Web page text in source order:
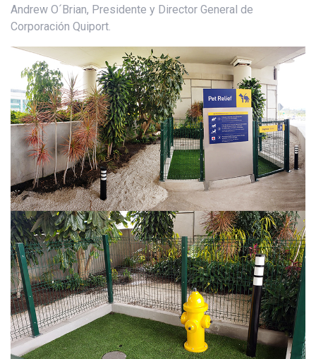
Andrew O´Brian, Presidente y Director General de
Corporación Quiport.